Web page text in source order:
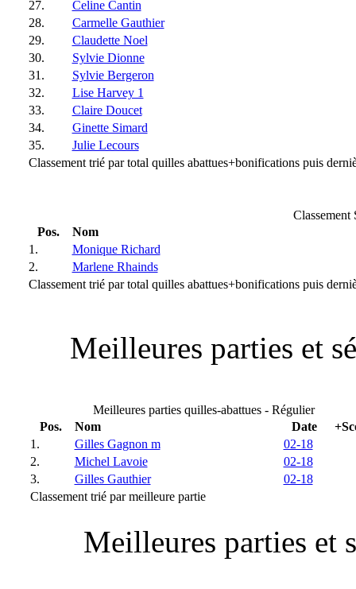
27.
Celine Cantin
28.
Carmelle Gauthier
29.
Claudette Noel
30.
Sylvie Dionne
31.
Sylvie Bergeron
32.
Lise Harvey 1
33.
Claire Doucet
34.
Ginette Simard
35.
Julie Lecours
Classement trié par total quilles abattues+bonifications puis
Classement
Pos.
Nom
1.
Monique Richard
2.
Marlene Rhainds
Classement trié par total quilles abattues+bonifications puis
Meilleures parties et
Meilleures parties quilles-abattues - Régulier
Pos.
Nom Date
1.
Gilles Gagnon m
02-18
2.
Michel Lavoie
02-18
3.
Gilles Gauthier
02-18
Classement trié par meilleure partie
Meilleures parties et